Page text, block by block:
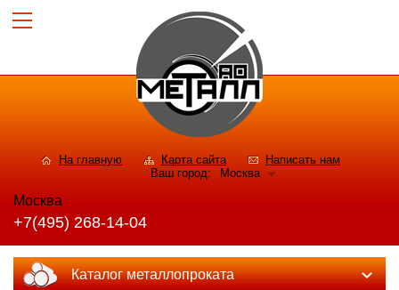
На главную Карта сайта
Написать нам
Ваш город:
Москва
Москва
+7(495) 268-14-04
Каталог металлопроката